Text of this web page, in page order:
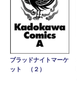
ブラッドナイトマーケ
ット （２）